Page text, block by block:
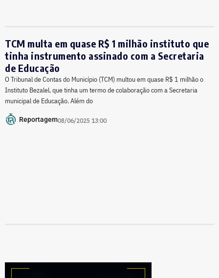
TCM multa em quase R$ 1 milhão instituto que
tinha instrumento assinado com a Secretaria
de Educação
O Tribunal de Contas do Município (TCM) multou em quase R$ 1 milhão o
Instituto Bezalel, que tinha um termo de colaboração com a Secretaria
municipal de Educação. Além do
Reportagem08/06/2025 13:00